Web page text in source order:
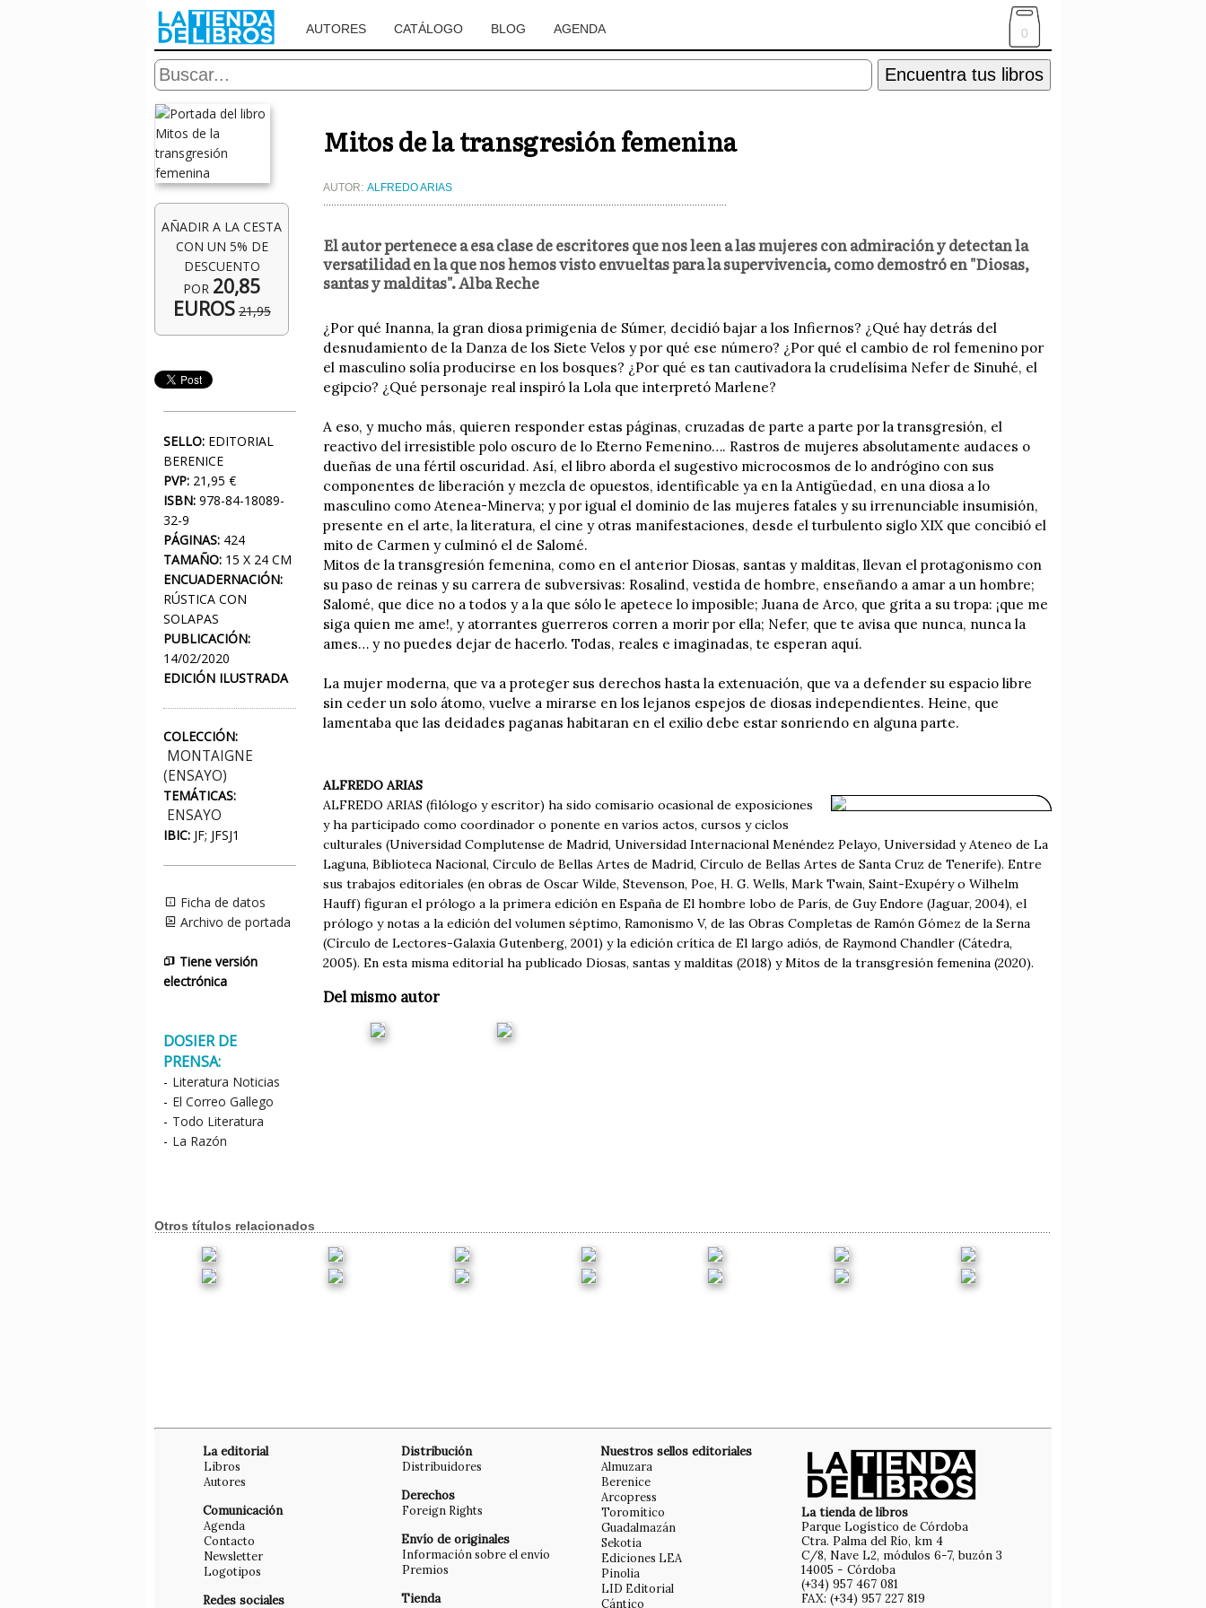
AUTORES CATÁLOGO BLOG AGENDA 0
Encuentra tus libros
AÑADIR A LA CESTA
CON UN 5% DE
DESCUENTO
POR 20,85
EUROS 21,95
SELLO: EDITORIAL
BERENICE
PVP: 21,95 €
ISBN: 978-84-18089-
32-9
PÁGINAS: 424
TAMAÑO: 15 X 24 CM
ENCUADERNACIÓN:
RÚSTICA CON
SOLAPAS
PUBLICACIÓN:
14/02/2020
EDICIÓN ILUSTRADA
COLECCIÓN:
MONTAIGNE
(ENSAYO)
TEMÁTICAS:
ENSAYO
IBIC: JF; JFSJ1
Ficha de datos
Archivo de portada
Tiene versión
electrónica
DOSIER DE
PRENSA:
- Literatura Noticias
- El Correo Gallego
- Todo Literatura
- La Razón
Mitos de la transgresión femenina
AUTOR: ALFREDO ARIAS
El autor pertenece a esa clase de escritores que nos leen a las mujeres con admiración y detectan la
versatilidad en la que nos hemos visto envueltas para la supervivencia, como demostró en "Diosas,
santas y malditas". Alba Reche
¿Por qué Inanna, la gran diosa primigenia de Súmer, decidió bajar a los Infiernos? ¿Qué hay detrás del
desnudamiento de la Danza de los Siete Velos y por qué ese número? ¿Por qué el cambio de rol femenino por
el masculino solía producirse en los bosques? ¿Por qué es tan cautivadora la crudelísima Nefer de Sinuhé, el
egipcio? ¿Qué personaje real inspiró la Lola que interpretó Marlene?
A eso, y mucho más, quieren responder estas páginas, cruzadas de parte a parte por la transgresión, el
reactivo del irresistible polo oscuro de lo Eterno Femenino…. Rastros de mujeres absolutamente audaces o
dueñas de una fértil oscuridad. Así, el libro aborda el sugestivo microcosmos de lo andrógino con sus
componentes de liberación y mezcla de opuestos, identificable ya en la Antigüedad, en una diosa a lo
masculino como Atenea-Minerva; y por igual el dominio de las mujeres fatales y su irrenunciable insumisión,
presente en el arte, la literatura, el cine y otras manifestaciones, desde el turbulento siglo XIX que concibió el
mito de Carmen y culminó el de Salomé.
Mitos de la transgresión femenina, como en el anterior Diosas, santas y malditas, llevan el protagonismo con
su paso de reinas y su carrera de subversivas: Rosalind, vestida de hombre, enseñando a amar a un hombre;
Salomé, que dice no a todos y a la que sólo le apetece lo imposible; Juana de Arco, que grita a su tropa: ¡que me
siga quien me ame!, y atorrantes guerreros corren a morir por ella; Nefer, que te avisa que nunca, nunca la
ames… y no puedes dejar de hacerlo. Todas, reales e imaginadas, te esperan aquí.
La mujer moderna, que va a proteger sus derechos hasta la extenuación, que va a defender su espacio libre
sin ceder un solo átomo, vuelve a mirarse en los lejanos espejos de diosas independientes. Heine, que
lamentaba que las deidades paganas habitaran en el exilio debe estar sonriendo en alguna parte.
ALFREDO ARIAS
ALFREDO ARIAS (filólogo y escritor) ha sido comisario ocasional de exposiciones
y ha participado como coordinador o ponente en varios actos, cursos y ciclos
culturales (Universidad Complutense de Madrid, Universidad Internacional Menéndez Pelayo, Universidad y Ateneo de La
Laguna, Biblioteca Nacional, Círculo de Bellas Artes de Madrid, Círculo de Bellas Artes de Santa Cruz de Tenerife). Entre
sus trabajos editoriales (en obras de Oscar Wilde, Stevenson, Poe, H. G. Wells, Mark Twain, Saint-Exupéry o Wilhelm
Hauff) figuran el prólogo a la primera edición en España de El hombre lobo de París, de Guy Endore (Jaguar, 2004), el
prólogo y notas a la edición del volumen séptimo, Ramonismo V, de las Obras Completas de Ramón Gómez de la Serna
(Círculo de Lectores-Galaxia Gutenberg, 2001) y la edición crítica de El largo adiós, de Raymond Chandler (Cátedra,
2005). En esta misma editorial ha publicado Diosas, santas y malditas (2018) y Mitos de la transgresión femenina (2020).
Del mismo autor
Otros títulos relacionados
La editorial
Libros
Autores
Comunicación
Agenda
Contacto
Newsletter
Logotipos
Redes sociales
Distribución
Distribuidores
Derechos
Foreign Rights
Envío de originales
Información sobre el envío
Premios
Tienda
Nuestros sellos editoriales
Almuzara
Berenice
Arcopress
Toromítico
Guadalmazán
Sekotia
Ediciones LEA
Pinolia
LID Editorial
Cántico
La tienda de libros
Parque Logístico de Córdoba
Ctra. Palma del Río, km 4
C/8, Nave L2, módulos 6-7, buzón 3
14005 - Córdoba
(+34) 957 467 081
FAX: (+34) 957 227 819